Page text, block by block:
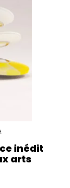
inédit
arts